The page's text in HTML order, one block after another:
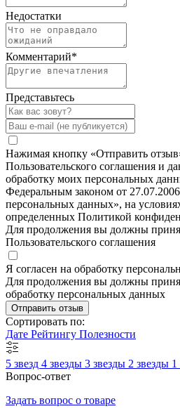
Недостатки
Комментарий*
Представьтесь
Нажимая кнопку «Отправить
Пользовательского соглашения и
обработку моих персональных
Федеральным законом от
персональных данных», на
определенных Политикой
Для продолжения вы должны
Пользовательского соглашения
Я согласен на обработку
Для продолжения вы должны
обработку персональных данных
Отправить отзыв
Сортировать по:
Дате Рейтингу Полезности
5 звезд 4 звезды 3 звезды 2 звезды 1
Вопрос-ответ
Задать вопрос о товаре